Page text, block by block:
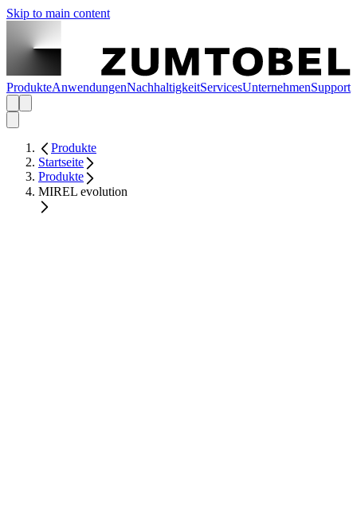
Skip to main content
ProdukteAnwendungenNachhaltigkeitServicesUnternehmenSupport
Produkte
Startseite
Produkte
MIREL evolution